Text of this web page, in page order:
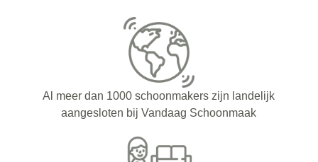
Al meer dan 1000 schoonmakers zijn landelijk
aangesloten bij Vandaag Schoonmaak